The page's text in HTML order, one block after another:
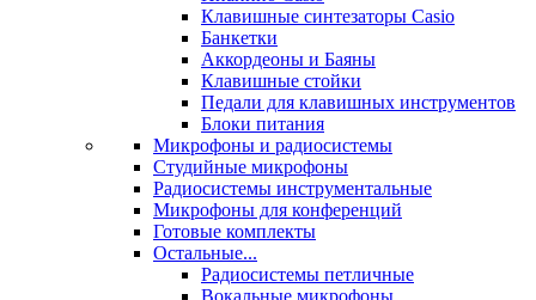
Клавишные синтезаторы Casio
Банкетки
Аккордеоны и Баяны
Клавишные стойки
Педали для клавишных инструментов
Блоки питания
Микрофоны и радиосистемы
Студийные микрофоны
Радиосистемы инструментальные
Микрофоны для конференций
Готовые комплекты
Остальные...
Радиосистемы петличные
Вокальные микрофоны